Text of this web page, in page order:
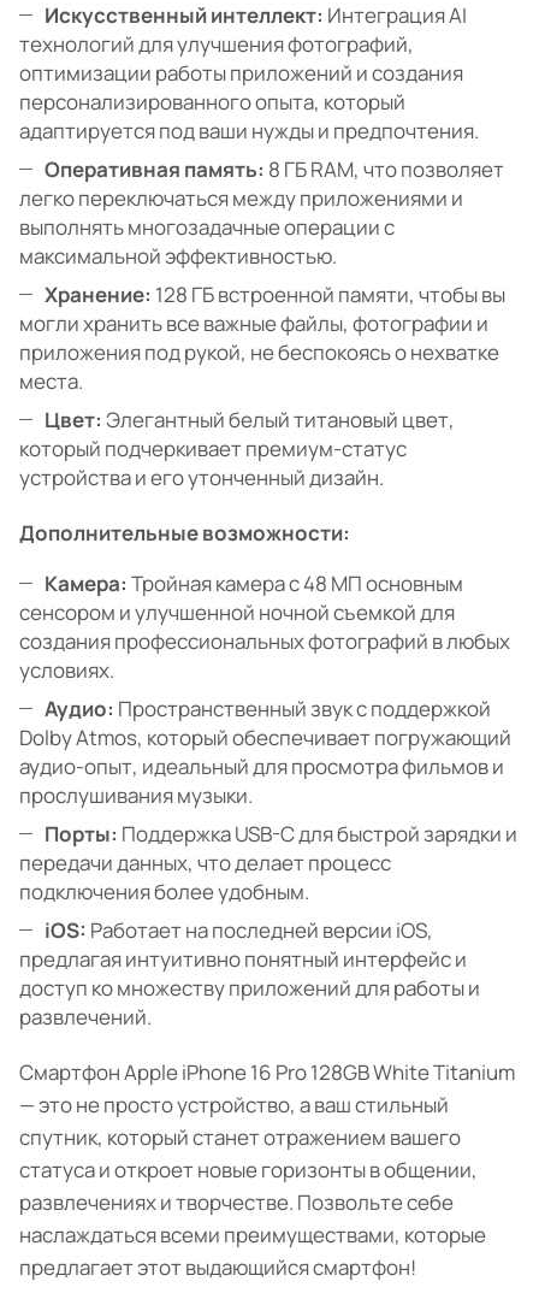
Искусственный интеллект: Интеграция AI
технологий для улучшения фотографий,
оптимизации работы приложений и создания
персонализированного опыта, который
адаптируется под ваши нужды и предпочтения.
Оперативная память: 8 ГБ RAM, что позволяет
легко переключаться между приложениями и
выполнять многозадачные операции с
максимальной эффективностью.
Хранение: 128 ГБ встроенной памяти, чтобы вы
могли хранить все важные файлы, фотографии и
приложения под рукой, не беспокоясь о нехватке
места.
Цвет: Элегантный белый титановый цвет,
который подчеркивает премиум-статус
устройства и его утонченный дизайн.
Дополнительные возможности:
Камера: Тройная камера с 48 МП основным
сенсором и улучшенной ночной съемкой для
создания профессиональных фотографий в любых
условиях.
Аудио: Пространственный звук с поддержкой
Dolby Atmos, который обеспечивает погружающий
аудио-опыт, идеальный для просмотра фильмов и
прослушивания музыки.
Порты: Поддержка USB-C для быстрой зарядки и
передачи данных, что делает процесс
подключения более удобным.
iOS: Работает на последней версии iOS,
предлагая интуитивно понятный интерфейс и
доступ ко множеству приложений для работы и
развлечений.
Смартфон Apple iPhone 16 Pro 128GB White Titanium
— это не просто устройство, а ваш стильный
спутник, который станет отражением вашего
статуса и откроет новые горизонты в общении,
развлечениях и творчестве. Позвольте себе
наслаждаться всеми преимуществами, которые
предлагает этот выдающийся смартфон!